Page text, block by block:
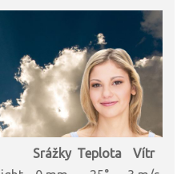
Srážky Teplota
Vítr